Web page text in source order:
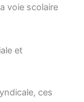
voie scolaire
et
ces